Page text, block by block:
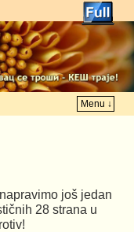
Menu ↓
još jedan
28 strana u